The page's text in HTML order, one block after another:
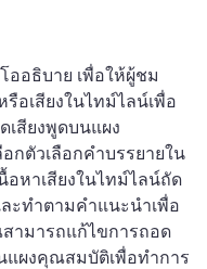
ออธิบาย เพื่อให้ผู้ชม
อเสียงในไทม์ไลน์เพื่อ
สียงพูดบนแผง
กตัวเลือกคำบรรยายใน
อหาเสียงในไทม์ไลน์ถัด
ะทำตามคำแนะนำเพื่อ
ามารถแก้ไขการถอด
แผงคุณสมบัติเพื่อทำการ